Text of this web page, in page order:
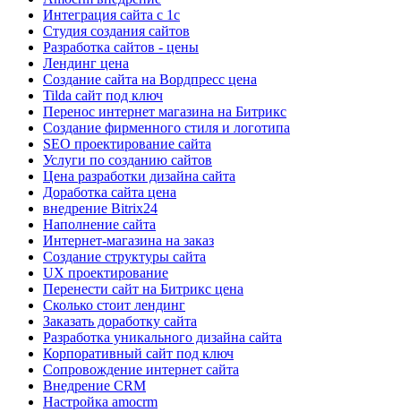
Интеграция сайта с 1с
Cтудия создания сайтов
Разработка сайтов - цены
Лендинг цена
Создание сайта на Вордпресс цена
Tilda сайт под ключ
Перенос интернет магазина на Битрикс
Создание фирменного стиля и логотипа
SEO проектирование сайта
Услуги по созданию сайтов
Цена разработки дизайна сайта
Доработка сайта цена
внедрение Bitrix24
Наполнение сайта
Интернет-магазина на заказ
Создание структуры сайта
UX проектирование
Перенести сайт на Битрикс цена
Сколько стоит лендинг
Заказать доработку сайта
Разработка уникального дизайна сайта
Корпоративный сайт под ключ
Сопровождение интернет сайта
Внедрение CRM
Настройка amocrm